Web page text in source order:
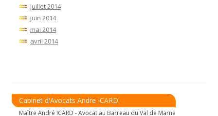
juillet 2014
juin 2014
mai 2014
avril 2014
Cabinet d'Avocats Andre ICARD
Maître André ICARD - Avocat au Barreau du Val de Marne